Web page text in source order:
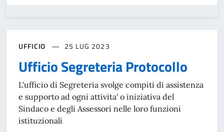
UFFICIO 25 LUG 2023
Ufficio Segreteria Protocollo
L'ufficio di Segreteria svolge compiti di assistenza
e supporto ad ogni attivita' o iniziativa del
Sindaco e degli Assessori nelle loro funzioni
istituzionali